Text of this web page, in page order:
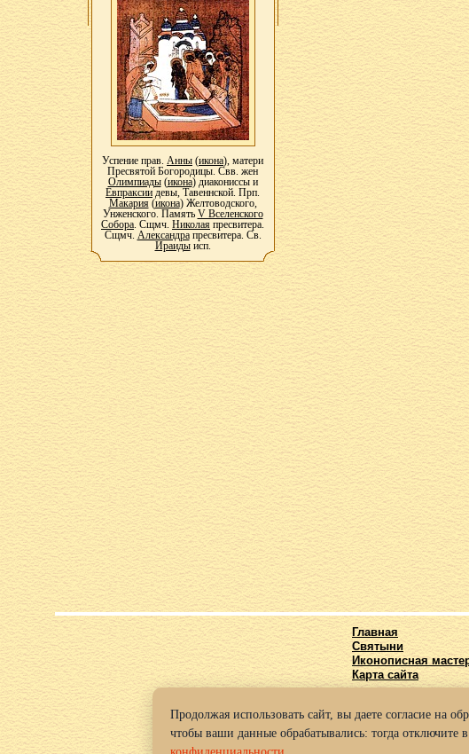
Успение прав. Анны (икона), матери
Пресвятой Богородицы. Свв. жен
Олимпиады(икона) диакониссы и
Евпраксии девы, Тавеннской. Прп.
Макария(икона) Желтоводского,
Унженского. Память V Вселенского
Собора. Сщмч. Николая пресвитера.
Сщмч. Александрапресвитера. Св.
Ираидыисп.
Главная
Святыни
Иконописная
Карта сайта
© 2016-2025
Политика
Продолжая использовать сайт, вы даете согласие на
чтобы ваши данные обрабатывались: тогда отключите